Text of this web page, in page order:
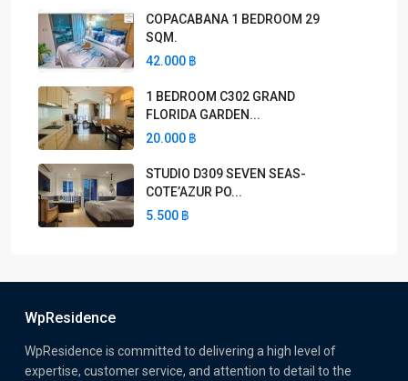
COPACABANA 1 BEDROOM 29
SQM.
42.000 ฿
1 BEDROOM C302 GRAND
FLORIDA GARDEN...
20.000 ฿
STUDIO D309 SEVEN SEAS-
COTE’AZUR PO...
5.500 ฿
WpResidence
WpResidence is committed to delivering a high level of
expertise, customer service, and attention to detail to the